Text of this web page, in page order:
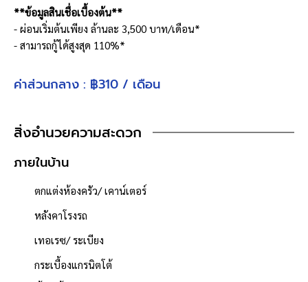
**ข้อมูลสินเชื่อเบื้องต้น**
- ผ่อนเริ่มต้นเพียง ล้านละ 3,500 บาท/เดือน*
- สามารถกู้ได้สูงสุด 110%*
**ฟังก์ชันบ้าน**
จำนวนชั้น : 2 ชั้น
**งานระบบภายในบ้านที่เปลี่ยนให้**
- ท่อเมนประปาภายนอก
- ท่อน้ำทิ้งดีภายในอาคาร
- ถังบำบัดสิ่งปฏิกูล
- ถังดักไขมัน
ค่าส่วนกลาง : ฿310 / เดือน
สิ่งอำนวยความสะดวก
ภายในบ้าน
ตกแต่งห้องครัว/ เคาน์เตอร์
หลังคาโรงรถ
เทอเรซ/ ระเบียง
กระเบื้องแกรนิตโต้